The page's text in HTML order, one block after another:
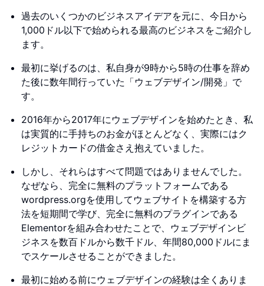
過去のいくつかのビジネスアイデアを元に、今日から
1,000ドル以下で始められる最高のビジネスをご紹介し
ます。
最初に挙げるのは、私自身が9時から5時の仕事を辞め
た後に数年間行っていた「ウェブデザイン/開発」で
す。
2016年から2017年にウェブデザインを始めたとき、私
は実質的に手持ちのお金がほとんどなく、実際にはク
レジットカードの借金さえ抱えていました。
しかし、それらはすべて問題ではありませんでした。
なぜなら、完全に無料のプラットフォームである
wordpress.orgを使用してウェブサイトを構築する方
法を短期間で学び、完全に無料のプラグインである
Elementorを組み合わせたことで、ウェブデザインビ
ジネスを数百ドルから数千ドル、年間80,000ドルにま
でスケールさせることができました。
最初に始める前にウェブデザインの経験は全くありま